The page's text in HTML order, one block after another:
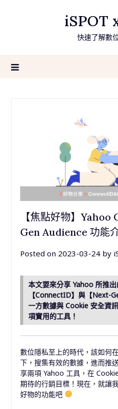
iSPOT
快速了解數
【焦點好物】
Gen Audience 功能
Posted on 2023-03-24by
本文要來分享 Yahoo 所推
【ConnectID】與【Next-
一方數據與 Cookie 安全資
項實用的工具！
數位隱私至上的時代，該如何
下，搜集有效的數據，進而推
享兩項 Yahoo 工具，在
期待的行銷目標！現在，就讓
好物的功能吧